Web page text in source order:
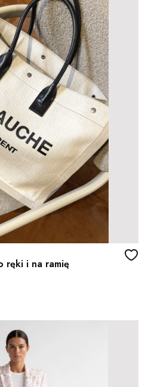
ręki i na ramię